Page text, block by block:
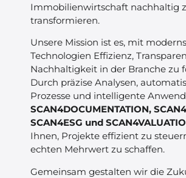
Immobilienwirtschaft nachhaltig
transformieren.
Unsere Mission ist es, mit
Technologien Effizienz,
Nachhaltigkeit in der Branche zu
Durch präzise Analysen,
Prozesse und intelligente
SCAN4DOCUMENTATION,
SCAN4ESG und
Ihnen, Projekte effizient zu
echten Mehrwert zu schaffen.
Gemeinsam gestalten wir die